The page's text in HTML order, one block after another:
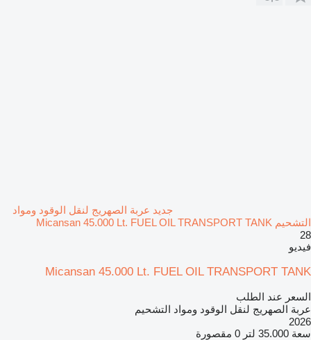
جديد عربة الصهريج لنقل الوقود ومواد
التشحيم Micansan 45.000 Lt. FUEL OIL TRANSPORT TANK
28
فيديو
Micansan 45.000 Lt. FUEL OIL TRANSPORT TANK
السعر عند الطلب
عربة الصهريج لنقل الوقود ومواد التشحيم
2026
سعة 35.000 لتر
0 مقصورة